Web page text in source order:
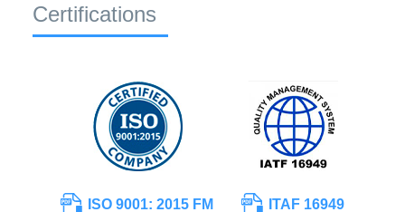
Certifications
ISO 9001: 2015 FM ITAF 16949